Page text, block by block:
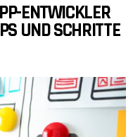
ENTWICKLER
UND SCHRITTE